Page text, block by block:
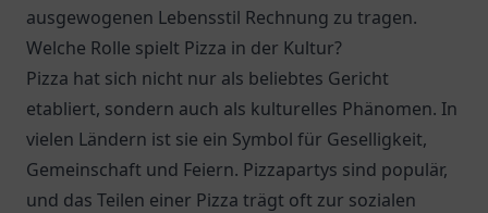
ausgewogenen Lebensstil Rechnung zu tragen.
Welche Rolle spielt Pizza in der Kultur?
Pizza hat sich nicht nur als beliebtes Gericht
etabliert, sondern auch als kulturelles Phänomen. In
vielen Ländern ist sie ein Symbol für Geselligkeit,
Gemeinschaft und Feiern. Pizzapartys sind populär,
und das Teilen einer Pizza trägt oft zur sozialen